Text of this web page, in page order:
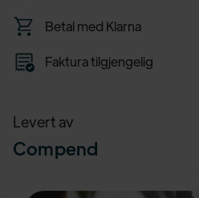
Betal med Klarna
Faktura tilgjengelig
Levert av
Compend